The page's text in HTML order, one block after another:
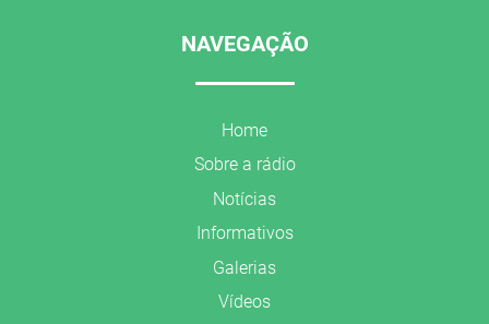
NAVEGAÇÃO
Home
Sobre a rádio
Notícias
Informativos
Galerias
Vídeos